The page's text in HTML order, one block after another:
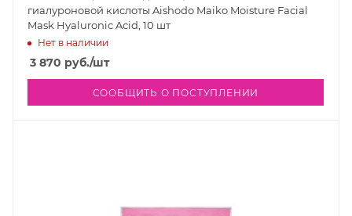
гиалуроновой кислоты Aishodo Maiko Moisture Facial
Mask Hyaluronic Acid, 10 шт
Нет в наличии
3 870 руб./шт
СООБЩИТЬ О ПОСТУПЛЕНИИ